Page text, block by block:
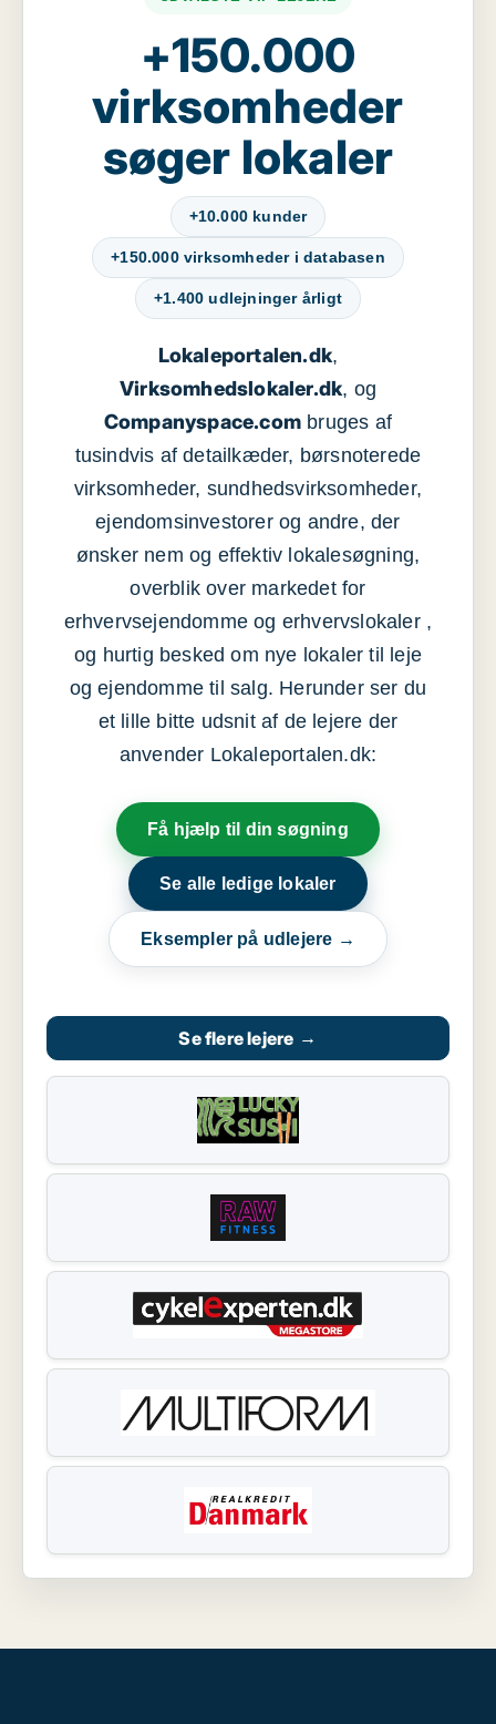
+150.000
virksomheder
søger lokaler
+10.000 kunder
+150.000 virksomheder i databasen
+1.400 udlejninger årligt
Lokaleportalen.dk,
Virksomhedslokaler.dk, og
Companyspace.com bruges af
tusindvis af detailkæder, børsnoterede
virksomheder, sundhedsvirksomheder,
ejendomsinvestorer og andre, der
ønsker nem og effektiv lokalesøgning,
overblik over markedet for
erhvervsejendomme og erhvervslokaler ,
og hurtig besked om nye lokaler til leje
og ejendomme til salg. Herunder ser du
et lille bitte udsnit af de lejere der
anvender Lokaleportalen.dk:
Få hjælp til din søgning
Se alle ledige lokaler
Eksempler på udlejere →
Se flere lejere →